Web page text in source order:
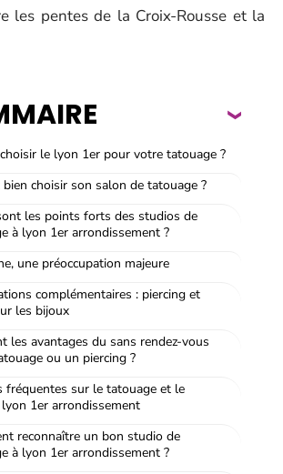
les pentes de la Croix-Rousse et la
le lyon 1er pour votre tatouage ?
choisir son salon de tatouage ?
les points forts des studios de
à lyon 1er arrondissement ?
une préoccupation majeure
complémentaires : piercing et
les bijoux
les avantages du sans rendez-vous
ou un piercing ?
fréquentes sur le tatouage et le
1er arrondissement
reconnaître un bon studio de
à lyon 1er arrondissement ?